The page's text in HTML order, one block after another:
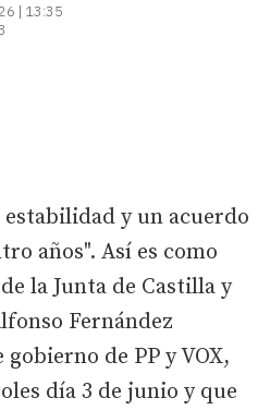
| 13:35
y un acuerdo
años". Así es como
la Junta de Castilla y
Fernández
de PP y VOX,
día 3 de junio y que